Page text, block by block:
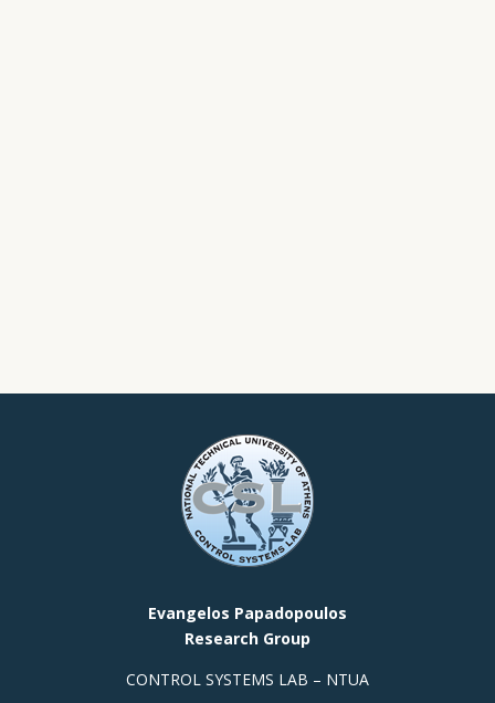
Evangelos Papadopoulos
Research Group
CONTROL SYSTEMS LAB – NTUA